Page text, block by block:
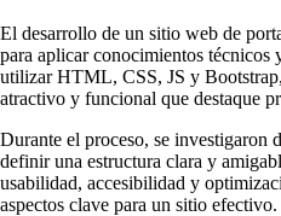
El desarrollo de un sitio web de
para aplicar conocimientos
utilizar HTML, CSS, JS y
atractivo y funcional que destaque
Durante el proceso, se investigaron
definir una estructura clara y
usabilidad, accesibilidad y
aspectos clave para un sitio efectivo.